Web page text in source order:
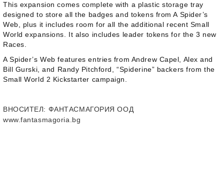
This expansion comes complete with a plastic storage tray
designed to store all the badges and tokens from A Spider’s
Web, plus it includes room for all the additional recent Small
World expansions. It also includes leader tokens for the 3 new
Races.
A Spider’s Web features entries from Andrew Capel, Alex and
Bill Gurski, and Randy Pitchford, “Spiderine” backers from the
Small World 2 Kickstarter campaign.
ВНОСИТЕЛ: ФАНТАСМАГОРИЯ ООД
www.fantasmagoria.bg